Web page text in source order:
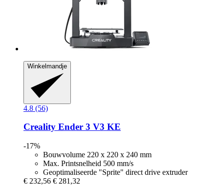
Winkelmandje
4.8 (56)
Creality Ender 3 V3 KE
-17%
Bouwvolume 220 x 220 x 240 mm
Max. Printsnelheid 500 mm/s
Geoptimaliseerde "Sprite" direct drive extruder
€ 232,56 € 281,32